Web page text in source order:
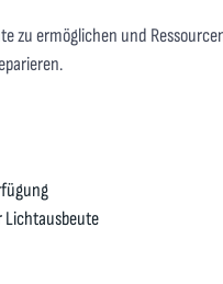
zu ermöglichen und
Lichtausbeute